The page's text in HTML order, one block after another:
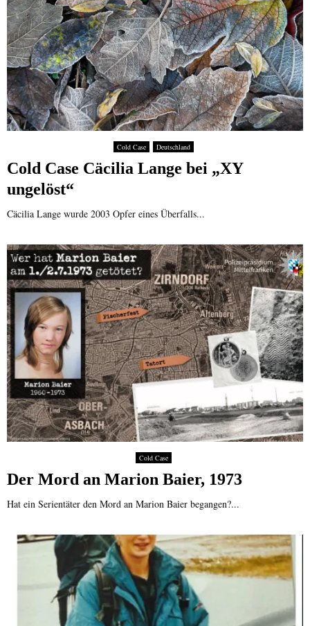
Cold Case Deutschland
Cold Case Cäcilia Lange bei „XY
ungelöst“
Cäcilia Lange wurde 2003 Opfer eines Überfalls...
Cold Case
Der Mord an Marion Baier, 1973
Hat ein Serientäter den Mord an Marion Baier begangen?...